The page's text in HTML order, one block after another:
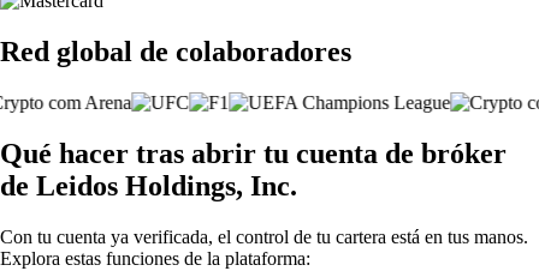
Red global de colaboradores
Qué hacer tras abrir tu cuenta de bróker
de Leidos Holdings, Inc.
Con tu cuenta ya verificada, el control de tu cartera está en tus manos.
Explora estas funciones de la plataforma: